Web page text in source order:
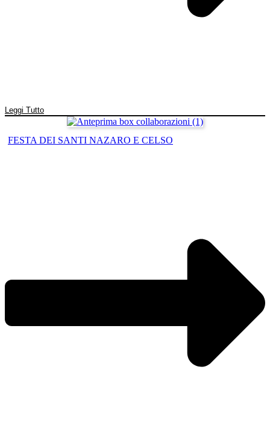
Leggi Tutto
FESTA DEI SANTI NAZARO E CELSO